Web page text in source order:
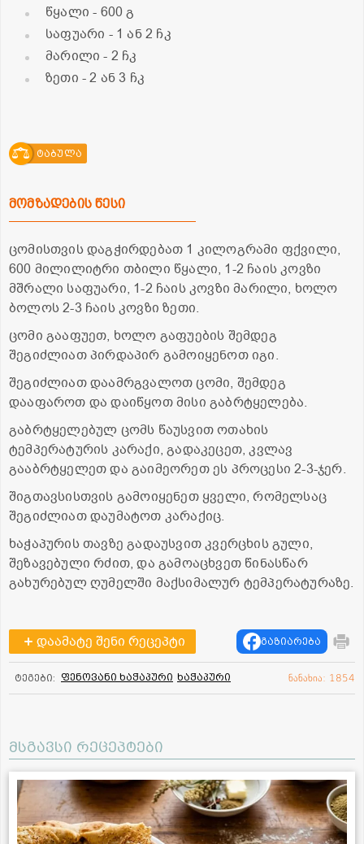
წყალი- 600 გ
საფუარი - 1 ან 2 ჩკ
მარილი- 2 ჩკ
ზეთი - 2 ან 3 ჩკ
ტაბულა
მომზადების წესი
ცომისთვის დაგჭირდებათ 1 კილოგრამი ფქვილი,
600 მილილიტრი თბილი წყალი, 1-2 ჩაის კოვზი
მშრალი საფუარი, 1-2 ჩაის კოვზი მარილი, ხოლო
ბოლოს 2-3 ჩაის კოვზი ზეთი.
ცომი გააფუეთ, ხოლო გაფუების შემდეგ
შეგიძლიათ პირდაპირ გამოიყენოთ იგი.
შეგიძლიათ დაამრგვალოთ ცომი, შემდეგ
დააფაროთ და დაიწყოთ მისი გაბრტყელება.
გაბრტყელებულ ცომს წაუსვით ოთახის
ტემპერატურის კარაქი, გადაკეცეთ, კვლავ
გააბრტყელეთ და გაიმეორეთ ეს პროცესი 2-3-ჯერ.
შიგთავსისთვის გამოიყენეთ ყველი, რომელსაც
შეგიძლიათ დაუმატოთ კარაქიც.
ხაჭაპურის თავზე გადაუსვით კვერცხის გული,
შეზავებული რძით, და გამოაცხვეთ წინასწარ
გახურებულ ღუმელში მაქსიმალურ ტემპერატურაზე.
დაამატე შენი რეცეპტი გაზიარება
ტეგები: ფენოვანი ხაჭაპური ხაჭაპური ნანახია: 1854
მსგავსი რეცეპტები